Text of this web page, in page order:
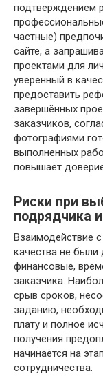
подтверждением
частные)
сайте, а
проектами для
уверенный в
предоставить
завершённых
заказчиков,
фотографиями
выполненных
повышает
Риски при
подрядчика
Взаимодействие
качества не
финансовые,
заказчика.
срыв сроков,
заданию,
плату и полное
получения
начинается на
сотрудничества.